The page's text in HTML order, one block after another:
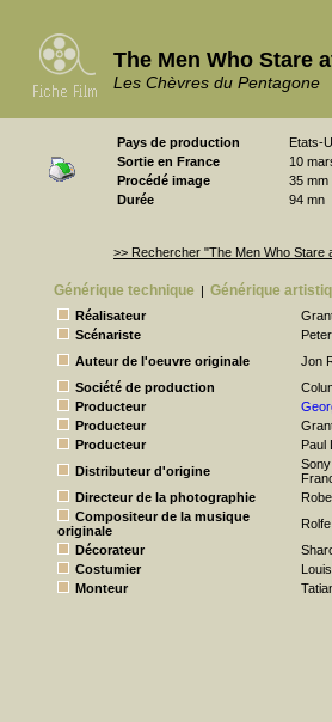
The Men Who Stare
Les Chèvres du Pentagone
Pays de production
Etats-
Sortie en France
10
Procédé image
35 mm
Durée
94 mn
>> Rechercher "The Men Who
Générique technique | Générique
Réalisateur
Scénariste
Auteur de l'oeuvre originale
Jon
Société de production
Producteur
Producteur
Producteur
Paul
Distributeur d'origine
Directeur de la photographie
Compositeur de la musique
originale
Décorateur
Costumier
Monteur